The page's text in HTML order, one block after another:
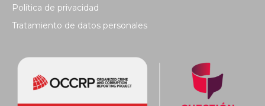
Política de privacidad
Tratamiento de datos personales